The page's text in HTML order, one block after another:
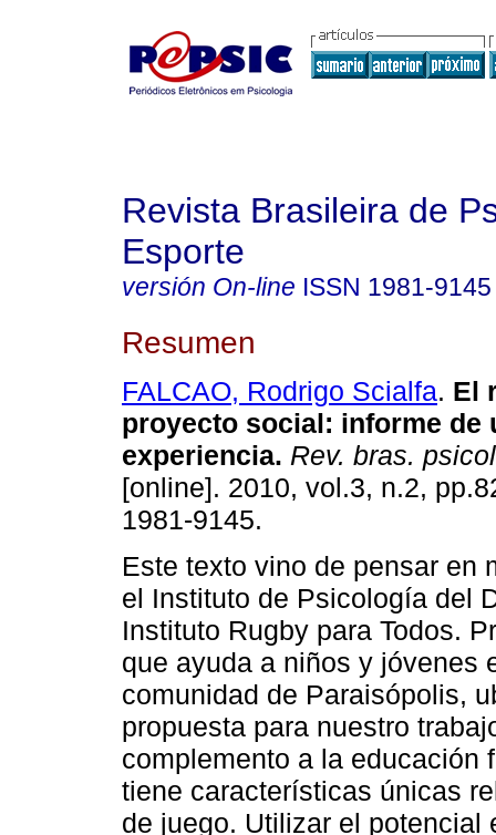
Revista Brasileira de
Esporte
versión On-line ISSN 1981-9145
Resumen
FALCAO, Rodrigo Scialfa. El
proyecto social: informe de
experiencia. Rev. bras.
[online]. 2010, vol.3, n.2,
1981-9145.
Este texto vino de pensar en
el Instituto de Psicología del
Instituto Rugby para Todos.
que ayuda a niños y jóvenes
comunidad de Paraisópolis,
propuesta para nuestro
complemento a la educación
tiene características únicas
de juego. Utilizar el potencial